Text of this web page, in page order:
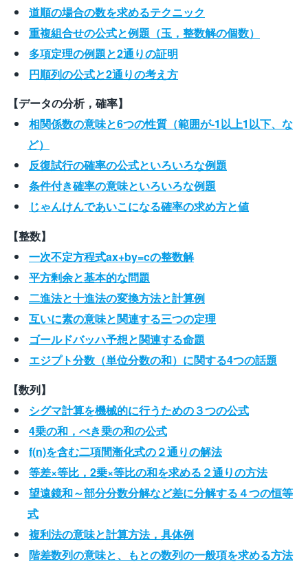
道順の場合の数を求めるテクニック
重複組合せの公式と例題（玉，整数解の個数）
多項定理の例題と2通りの証明
円順列の公式と2通りの考え方
【データの分析，確率】
相関係数の意味と6つの性質（範囲が-1以上1以下、な
ど）
反復試行の確率の公式といろいろな例題
条件付き確率の意味といろいろな例題
じゃんけんであいこになる確率の求め方と値
【整数】
一次不定方程式ax+by=cの整数解
平方剰余と基本的な問題
二進法と十進法の変換方法と計算例
互いに素の意味と関連する三つの定理
ゴールドバッハ予想と関連する命題
エジプト分数（単位分数の和）に関する4つの話題
【数列】
シグマ計算を機械的に行うための３つの公式
4乗の和，べき乗の和の公式
f(n)を含む二項間漸化式の２通りの解法
等差×等比，2乗×等比の和を求める２通りの方法
望遠鏡和～部分分数分解など差に分解する４つの恒等
式
複利法の意味と計算方法，具体例
階差数列の意味と、もとの数列の一般項を求める方法